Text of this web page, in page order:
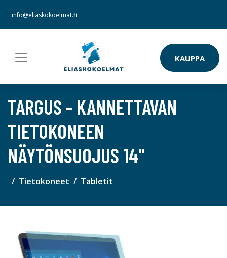
info@eliaskokoelmat.fi
KAUPPA
TARGUS - KANNETTAVAN
TIETOKONEEN
NÄYTÖNSUOJUS 14"
Tietokoneet Tabletit